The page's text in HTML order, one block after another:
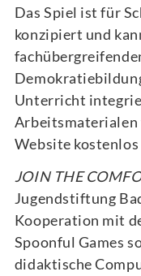
Das Spiel ist für
konzipiert und
Unterricht
Arbeitsmaterialen
Website
JOIN THE
Jugendstiftung
Kooperation mit
Spoonful Games
didaktische